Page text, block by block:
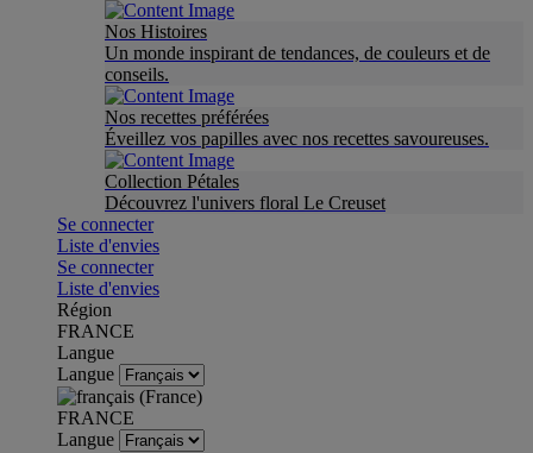
Nos Histoires
Un monde inspirant de tendances, de couleurs et de
conseils.
Nos recettes préférées
Éveillez vos papilles avec nos recettes savoureuses.
Collection Pétales
Découvrez l'univers floral Le Creuset
Se connecter
Liste d'envies
Se connecter
Liste d'envies
Région
FRANCE
Langue
Langue
FRANCE
Langue